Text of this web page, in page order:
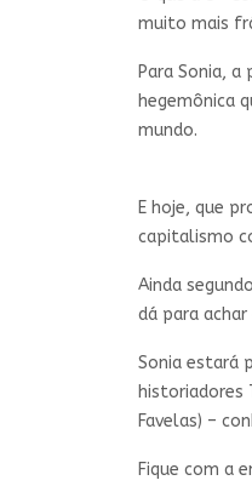
muito mais
Para Sonia,
hegemônica
mundo.
E hoje, que
capitalismo
Ainda
dá para
Sonia estará
historiadores
Favelas) –
Fique com a